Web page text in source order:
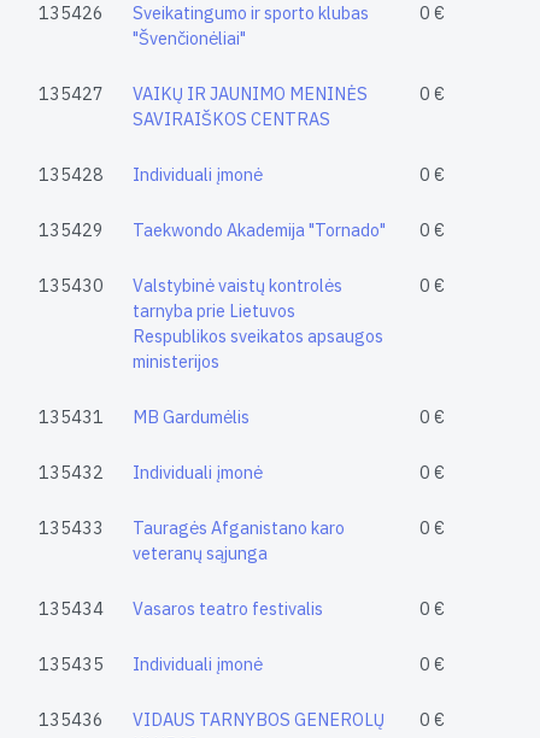
135426
Sveikatingumo ir sporto klubas
"Švenčionėliai"
0 €
135427
VAIKŲ IR JAUNIMO MENINĖS
SAVIRAIŠKOS CENTRAS
0 €
135428 Individuali įmonė 0 €
135429 Taekwondo Akademija "Tornado" 0 €
135430
Valstybinė vaistų kontrolės
tarnyba prie Lietuvos
Respublikos sveikatos apsaugos
ministerijos
0 €
135431 MB Gardumėlis 0 €
135432 Individuali įmonė 0 €
135433
Tauragės Afganistano karo
veteranų sąjunga
0 €
135434 Vasaros teatro festivalis 0 €
135435 Individuali įmonė 0 €
135436
VIDAUS TARNYBOS GENEROLŲ
0 €